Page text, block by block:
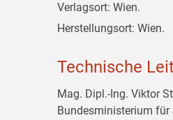
Verlagsort: Wien.
Herstellungsort: Wien.
Technische
Mag. Dipl.-Ing. Viktor
Bundesministerium